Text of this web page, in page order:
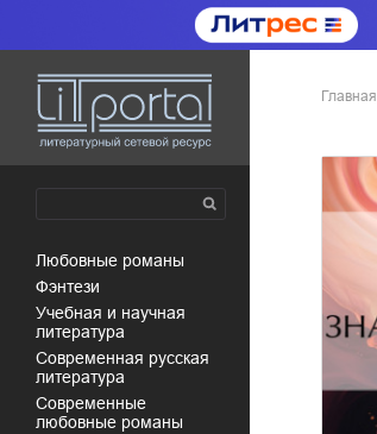
любовные романы
фэнтези
учебная и научная
литература
современная русская
литература
современные
любовные романы
Главная